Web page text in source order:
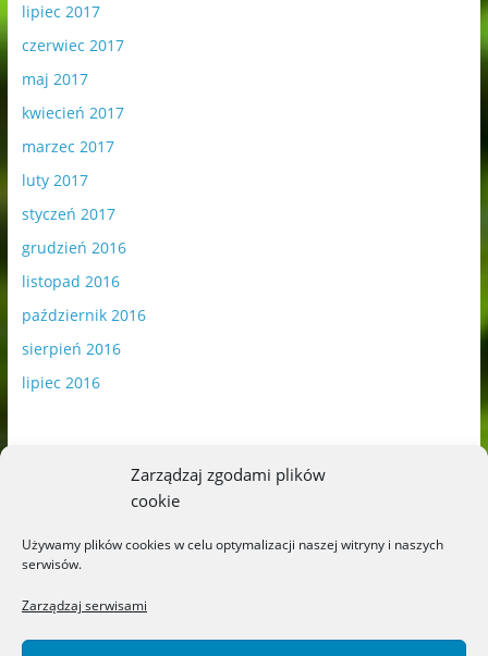
Zarządzaj zgodami plików
cookie
Używamy plików cookies w celu optymalizacji naszej witryny i naszych
serwisów.
Zarządzaj serwisami
lipiec 2017
czerwiec 2017
maj 2017
kwiecień 2017
marzec 2017
luty 2017
styczeń 2017
grudzień 2016
listopad 2016
październik 2016
sierpień 2016
lipiec 2016